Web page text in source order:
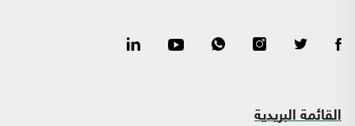
القائمة البريدية